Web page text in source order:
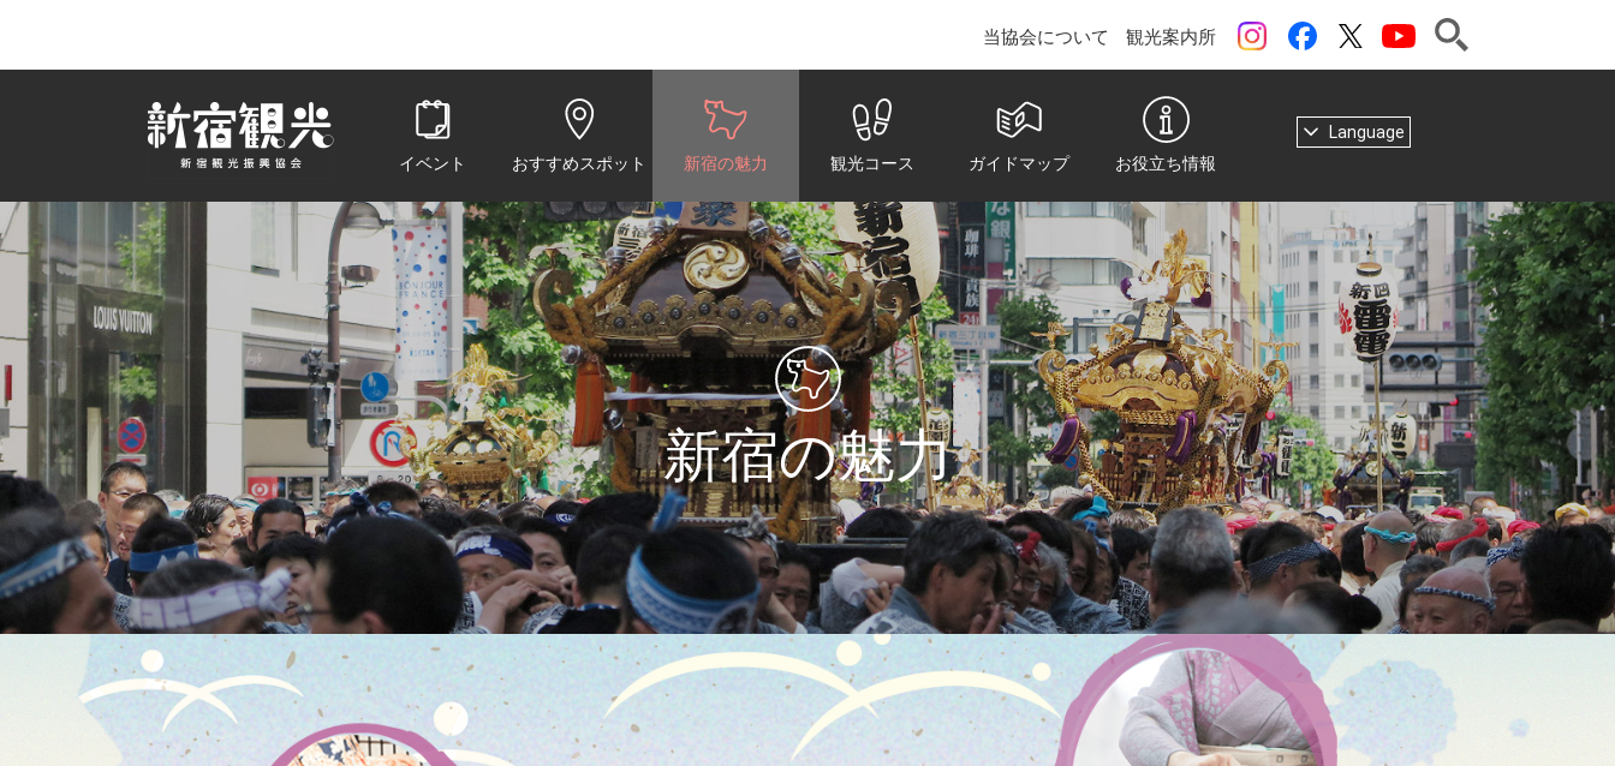
YouTubeチャンネル
ツイッター
Facebook
instagram
観光案内所
当協会について
一般社団法人 新宿観光振興協会 Shinjuku Convention & Visitors Bureau
イベント おすすめスポット 新宿の魅力 観光コース ガイドマップ お役立ち情報
Language
新宿の魅力